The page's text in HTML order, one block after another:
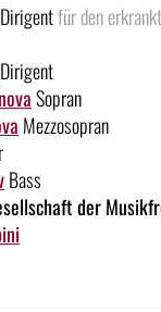
Dirigentfür den
Dirigent
Sopran
Mezzosopran
Bass
der